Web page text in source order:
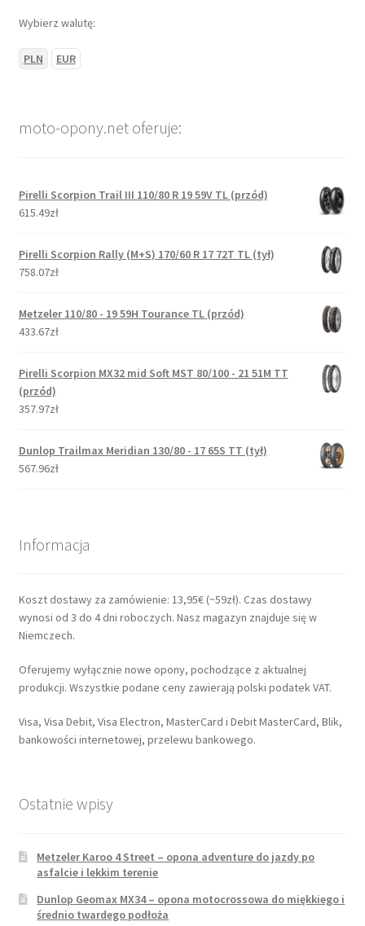
Wybierz walutę:
PLN EUR
moto-opony.net oferuje:
Pirelli Scorpion Trail III 110/80 R 19 59V TL (przód)
615.49zł
Pirelli Scorpion Rally (M+S) 170/60 R 17 72T TL (tył)
758.07zł
Metzeler 110/80 - 19 59H Tourance TL (przód)
433.67zł
Pirelli Scorpion MX32 mid Soft MST 80/100 - 21 51M TT
(przód)
357.97zł
Dunlop Trailmax Meridian 130/80 - 17 65S TT (tył)
567.96zł
Informacja
Koszt dostawy za zamówienie: 13,95€ (~59zł). Czas dostawy
wynosi od 3 do 4 dni roboczych. Nasz magazyn znajduje się w
Niemczech.
Oferujemy wyłącznie nowe opony, pochodzące z aktualnej
produkcji. Wszystkie podane ceny zawierają polski podatek VAT.
Visa, Visa Debit, Visa Electron, MasterCard i Debit MasterCard, Blik,
bankowości internetowej, przelewu bankowego.
Ostatnie wpisy
Metzeler Karoo 4 Street – opona adventure do jazdy po
asfalcie i lekkim terenie
Dunlop Geomax MX34 – opona motocrossowa do miękkiego i
średnio twardego podłoża